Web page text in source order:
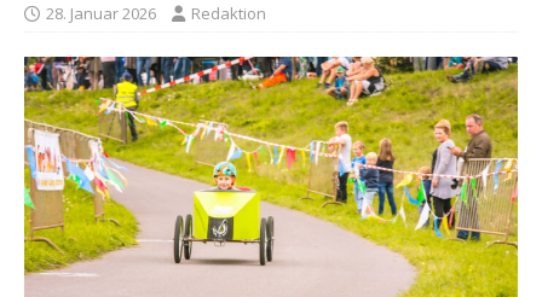
28. Januar 2026 Redaktion